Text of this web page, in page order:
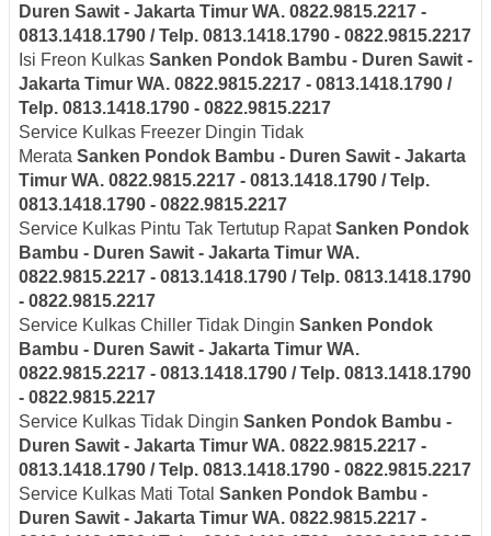
Duren Sawit - Jakarta Timur WA. 0822.9815.2217 -
0813.1418.1790 / Telp. 0813.1418.1790 - 0822.9815.2217
Isi Freon Kulkas Sanken Pondok Bambu - Duren Sawit -
Jakarta Timur WA. 0822.9815.2217 - 0813.1418.1790 /
Telp. 0813.1418.1790 - 0822.9815.2217
Service Kulkas Freezer Dingin Tidak
Merata Sanken Pondok Bambu - Duren Sawit - Jakarta
Timur WA. 0822.9815.2217 - 0813.1418.1790 / Telp.
0813.1418.1790 - 0822.9815.2217
Service Kulkas Pintu Tak Tertutup RapatSanken Pondok
Bambu - Duren Sawit - Jakarta Timur WA.
0822.9815.2217 - 0813.1418.1790 / Telp. 0813.1418.1790
- 0822.9815.2217
Service Kulkas Chiller Tidak Dingin Sanken Pondok
Bambu - Duren Sawit - Jakarta Timur WA.
0822.9815.2217 - 0813.1418.1790 / Telp. 0813.1418.1790
- 0822.9815.2217
Service Kulkas Tidak Dingin Sanken Pondok Bambu -
Duren Sawit - Jakarta Timur WA. 0822.9815.2217 -
0813.1418.1790 / Telp. 0813.1418.1790 - 0822.9815.2217
Service Kulkas Mati Total Sanken Pondok Bambu -
Duren Sawit - Jakarta Timur WA. 0822.9815.2217 -